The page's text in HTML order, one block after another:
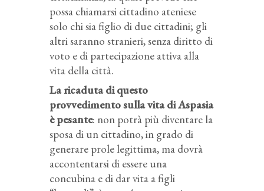
possa chiamarsi cittadino ateniese
solo chi sia figlio di due cittadini; gli
altri saranno stranieri, senza diritto di
voto e di partecipazione attiva alla
vita della città.
La ricaduta di questo
provvedimento sulla vita di Aspasia
è pesante: non potrà più diventare la
sposa di un cittadino, in grado di
generare prole legittima, ma dovrà
accontentarsi di essere una
concubina e di dar vita a figli